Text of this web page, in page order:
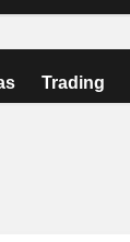
Trading